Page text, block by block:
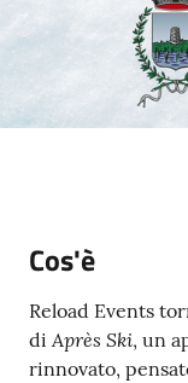
su
Cos'è
Reload Events
diAprès Ski, un
rinnovato,